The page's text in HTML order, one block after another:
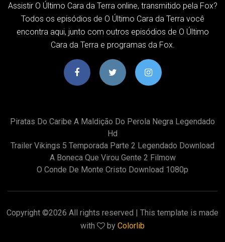
Assistir O Último Cara da Terra online, transmitido pela Fox?
Todos os episódios de O Último Cara da Terra você
encontra aqui, junto com outros episódios de O Último
Cara da Terra e programas da Fox.
Piratas Do Caribe A Maldição Do Perola Negra Legendado
Hd
Trailer Vikings 5 Temporada Parte 2 Legendado Download
A Boneca Que Virou Gente 2 Filmow
O Conde De Monte Cristo Download 1080p
Copyright ©2026 All rights reserved | This template is made
with
by Colorlib